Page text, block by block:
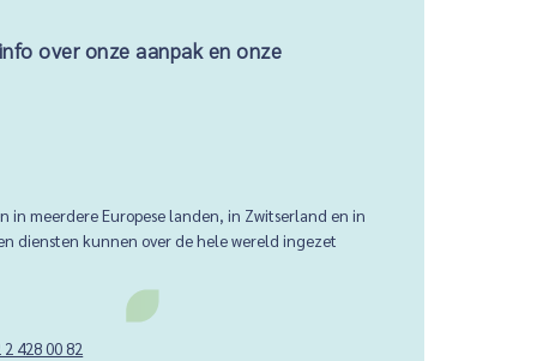
over onze aanpak en onze
in meerdere Europese landen, in Zwitserland en in
diensten kunnen over de hele wereld ingezet
2 428 00 82